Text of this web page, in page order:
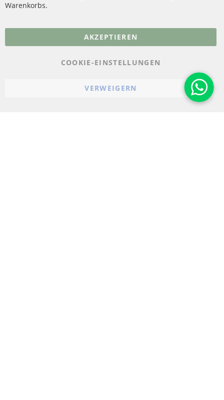
Warenkorbs.
AKZEPTIEREN
COOKIE-EINSTELLUNGEN
VERWEIGERN